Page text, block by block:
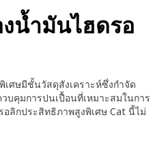
งน้ำมันไฮดรอ
ศษมีชั้นวัสดุสังเคราะห์ซึ่งกำจัด
บคุมการปนเปื้อนที่เหมาะสมในการ
ลิกประสิทธิภาพสูงพิเศษ Cat นี้ไม่